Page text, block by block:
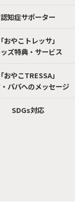
認知症サポーター
「おやこトレッサ」
ズ特典・サービス
「おやこTRESSA」
パパへのメッセージ
SDGs対応